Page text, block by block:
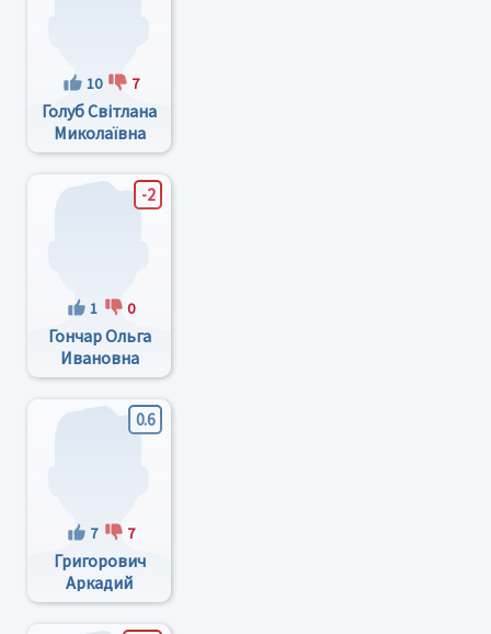
10 7
Голуб Світлана
Миколаївна
-2
1 0
Гончар Ольга
Ивановна
0.6
7 7
Григорович
Аркадий
Витальевич